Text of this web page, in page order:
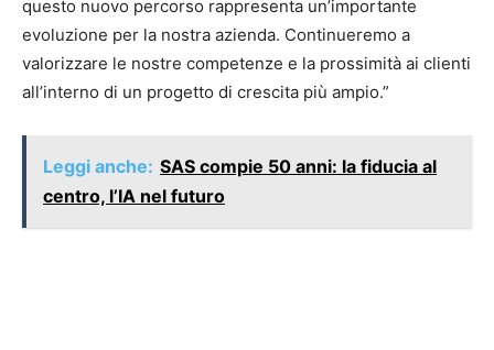
questo nuovo percorso rappresenta un’importante
evoluzione per la nostra azienda. Continueremo a
valorizzare le nostre competenze e la prossimità ai clienti
all’interno di un progetto di crescita più ampio.”
Leggi anche: SAS compie 50 anni: la fiducia al
centro, l’IA nel futuro